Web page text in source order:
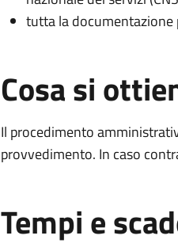
tutta la documentazione
Cosa si
Il procedimento
provvedimento. In caso
Tempi e